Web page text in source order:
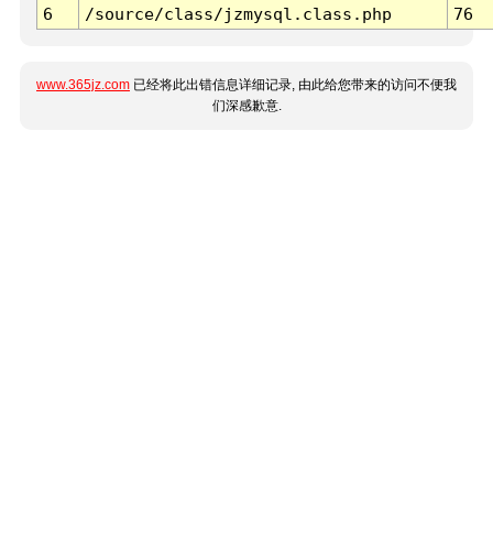
6
/source/class/jzmysql.class.php 76
www.365jz.com 已经将此出错信息详细记录, 由此给您带来的访问不便我
们深感歉意.